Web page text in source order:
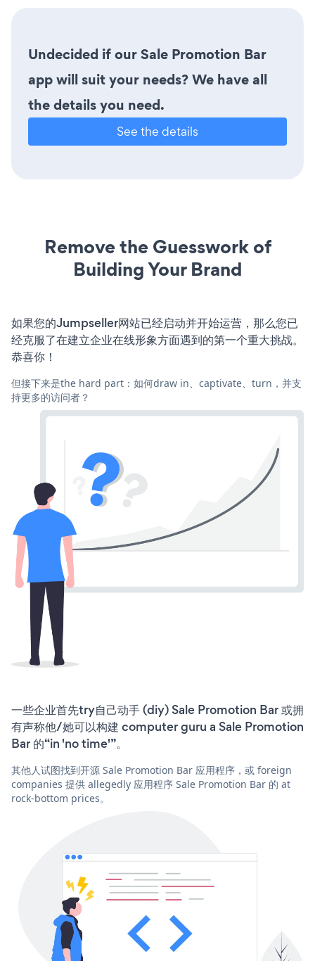
Undecided if our Sale Promotion Bar
app will suit your needs? We have all
the details you need.
See the details
Remove the Guesswork of
Building Your Brand
如果您的Jumpseller网站已经启动并开始运营，那么您已
经克服了在建立企业在线形象方面遇到的第一个重大挑战。
恭喜你！
但接下来是the hard part：如何draw in、captivate、turn，并支
持更多的访问者？
一些企业首先try自己动手 (diy) Sale Promotion Bar 或拥
有声称他/她可以构建 computer guru a Sale Promotion
Bar 的“in 'no time'”。
其他人试图找到开源 Sale Promotion Bar 应用程序，或 foreign
companies 提供 allegedly 应用程序 Sale Promotion Bar 的 at
rock-bottom prices。